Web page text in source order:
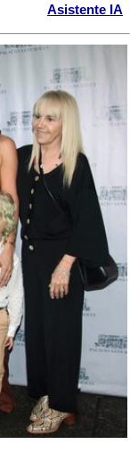
Asistente IA